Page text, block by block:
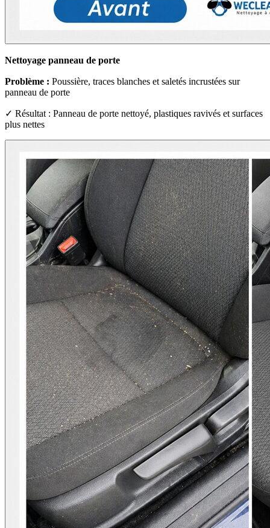
Nettoyage panneau de porte
Problème : Poussière, traces blanches et saletés incrustées sur
panneau de porte
✓ Résultat : Panneau de porte nettoyé, plastiques ravivés et surfaces
plus nettes